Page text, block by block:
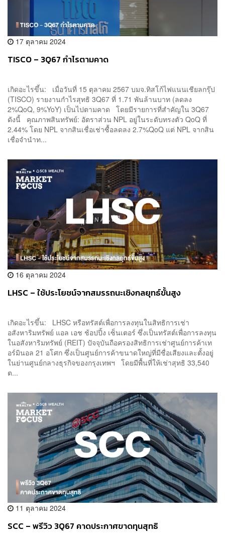
17 ตุลาคม 2024
TISCO – 3Q67 กำไรตามคาด
เกิดอะไรขึ้น: เมื่อวันที่ 15 ตุลาคม 2567 บมจ.ทิสโก้ไฟแนนเชียลกรุ๊ป
(TISCO) รายงานกำไรสุทธิ 3Q67 ที่ 1.71 พันล้านบาท (ลดลง
2%QoQ, 9%YoY) เป็นไปตามคาด โดยมีรายการที่สำคัญใน 3Q67
ดังนี้ คุณภาพสินทรัพย์: อัตราส่วน NPL อยู่ในระดับทรงตัว QoQ ที่
2.44% โดย NPL จากสินเชื่อเช่าซื้อลดลง 2.7%QoQ แต่ NPL จากสิน
เชื่อจำนำท...
16 ตุลาคม 2024
LHSC – ใช้ประโยชน์จากสมรรถนะเชิงกลยุทธ์ขั้นสูง
เกิดอะไรขึ้น: LHSC หรือทรัสต์เพื่อการลงทุนในสิทธิการเช่า
อสังหาริมทรัพย์ แอล เอช ช้อปปิ้ง เซ็นเตอร์ ซึ่งเป็นทรัสต์เพื่อการลงทุน
ในอสังหาริมทรัพย์ (REIT) ปัจจุบันถือครองสิทธิการเช่าศูนย์การค้าเท
อร์มินอล 21 อโศก ซึ่งเป็นศูนย์การค้าขนาดใหญ่ที่มีชื่อเสียงและตั้งอยู่
ในย่านศูนย์กลางธุรกิจของกรุงเทพฯ โดยมีพื้นที่ให้เช่าสุทธิ 33,540
ต...
11 ตุลาคม 2024
SCC – พรีวิว 3Q67 คาดประกาศขาดทุนสุทธิ